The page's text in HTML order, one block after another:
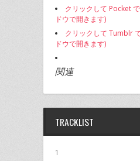
クリックして Pocket
ドウで開きます)
クリックして Tumblr
ドウで開きます)
関連
TRACKLIST
1